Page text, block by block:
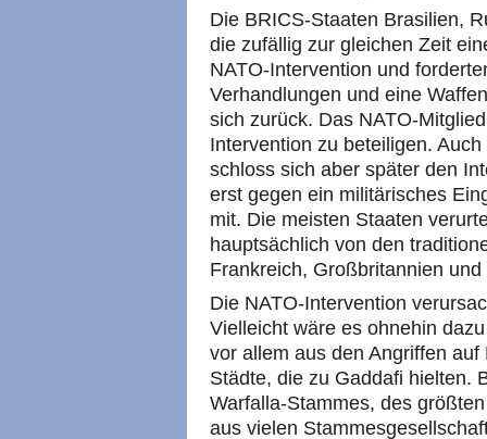
Die BRICS-Staaten Brasilien,
die zufällig zur gleichen Zeit
NATO-Intervention und
Verhandlungen und eine
sich zurück. Das NATO-
Intervention zu beteiligen.
schloss sich aber später den
erst gegen ein militärisches
mit. Die meisten Staaten
hauptsächlich von den
Frankreich, Großbritannien
Die NATO-Intervention
Vielleicht wäre es ohnehin
vor allem aus den Angriffen
Städte, die zu Gaddafi hielten.
Warfalla-Stammes, des
aus vielen